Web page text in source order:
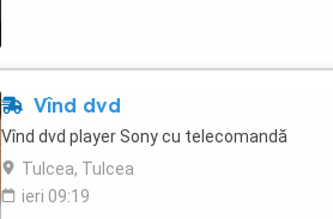
Vînd dvd
Vînd dvd player Sony cu telecomandă
Tulcea, Tulcea
ieri 09:19